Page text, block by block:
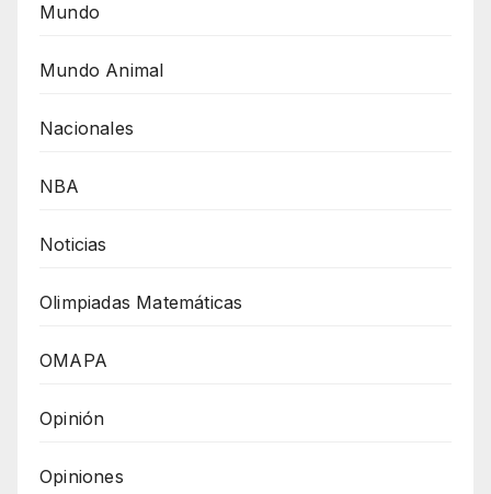
Mundo
Mundo Animal
Nacionales
NBA
Noticias
Olimpiadas Matemáticas
OMAPA
Opinión
Opiniones